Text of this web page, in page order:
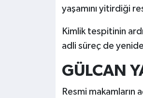
yaşamını yitirdiği
Kimlik tespitinin
adli süreç de
GÜLCAN
Resmi makamların